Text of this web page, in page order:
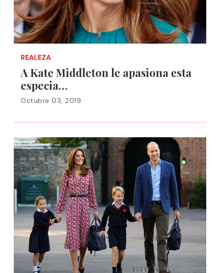
REALEZA
A Kate Middleton le apasiona esta
especia…
Octubre 03, 2019